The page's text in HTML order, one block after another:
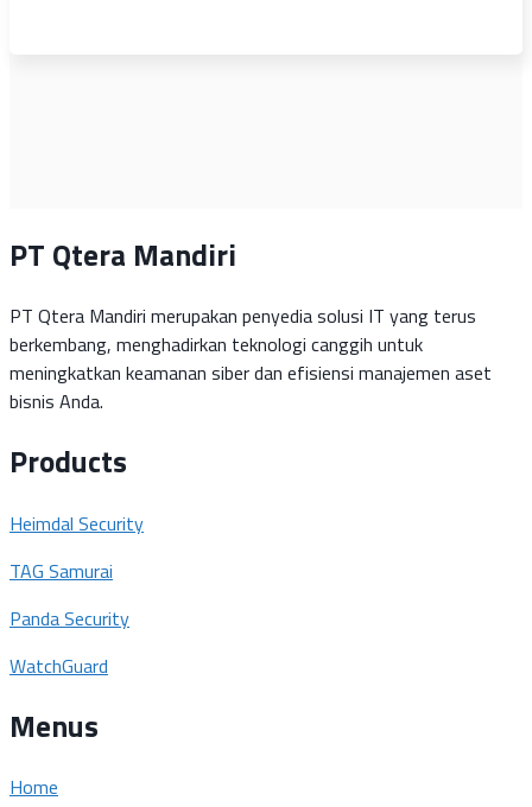
PT Qtera Mandiri
PT Qtera Mandiri merupakan penyedia solusi IT yang terus
berkembang, menghadirkan teknologi canggih untuk
meningkatkan keamanan siber dan efisiensi manajemen aset
bisnis Anda.
Products
Heimdal Security
TAG Samurai
Panda Security
WatchGuard
Menus
Home